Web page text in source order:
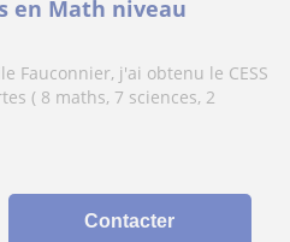
en Math niveau
Fauconnier, j'ai obtenu le CESS
( 8 maths, 7 sciences, 2
Contacter